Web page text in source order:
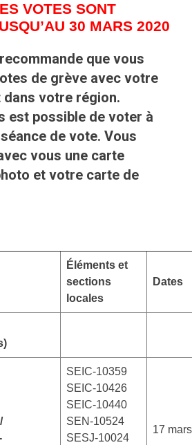
VOTES SONT
30 MARS 2020
que vous
de grève avec votre
votre région.
est possible de voter à
de vote. Vous
vous une carte
et votre carte de
Éléments et
sections
locales
Dates
SEIC-10359
SEIC-10426
SEIC-10440
SEN-10524
SESJ-10024
17 mars